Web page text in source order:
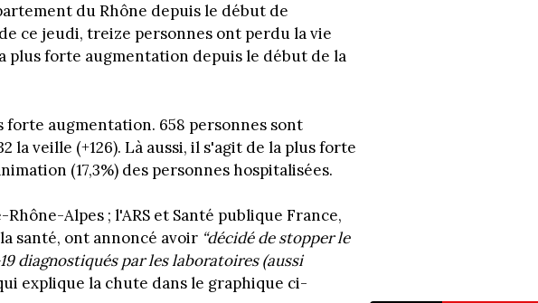
du Rhône depuis le début de
ce jeudi, treize personnes ont perdu la vie
plus forte augmentation depuis le début de la
forte augmentation. 658 personnes sont
la veille (+126). Là aussi, il s'agit de la plus forte
(17,3%) des personnes hospitalisées.
Alpes ; l'ARS et Santé publique France,
santé, ont annoncé avoir “décidé de stopper le
diagnostiqués par les laboratoires (aussi
explique la chute dans le graphique ci-